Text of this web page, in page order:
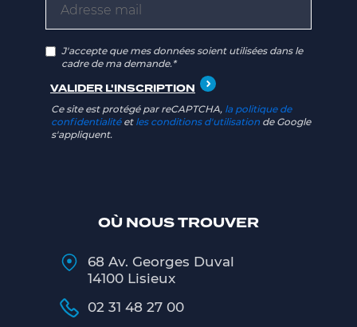
OÙ NOUS TROUVER
68 Av. Georges Duval
14100 Lisieux
02 31 48 27 00
J'accepte que mes données soient utilisées dans le
cadre de ma demande.*
Ce site est protégé par reCAPTCHA, la politique de
confidentialitéet les conditions d'utilisation de Google
s'appliquent.